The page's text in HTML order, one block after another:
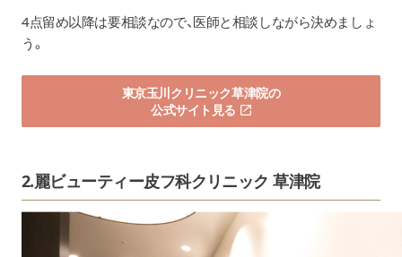
4点留め以降は要相談なので、医師と相談しながら決めましょ
う。
東京玉川クリニック草津院の
公式サイト見る
2.麗ビューティー皮フ科クリニック 草津院